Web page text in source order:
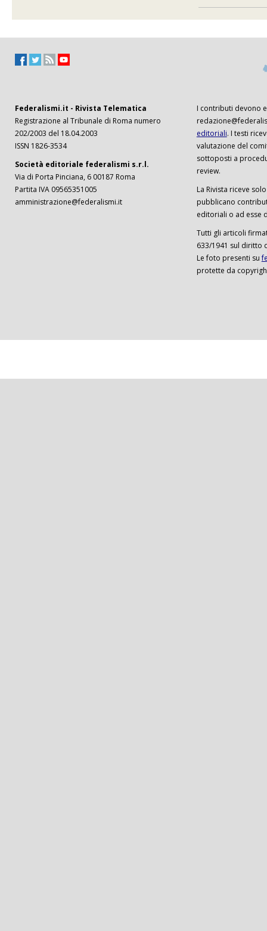
Federalismi.it - Rivista Telematica
Registrazione al Tribunale di Roma numero
202/2003 del 18.04.2003
ISSN 1826-3534
Società editoriale federalismi s.r.l.
Via di Porta Pinciana, 6 00187 Roma
Partita IVA 09565351005
amministrazione@federalismi.it
I contributi devono
editoriali. I testi
valutazione del
sottoposti a
review.
La Rivista riceve
pubblicano
editoriali o ad esse
Tutti gli articoli
633/1941 sul diritto
Le foto presenti su
protette da